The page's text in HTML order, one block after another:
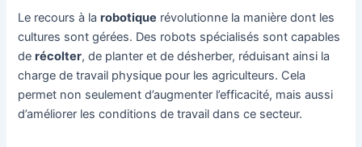
Le recours à larobotique révolutionne la manière dont les
cultures sont gérées. Des robots spécialisés sont capables
derécolter, de planter et de désherber, réduisant ainsi la
charge de travail physique pour les agriculteurs. Cela
permet non seulement d’augmenter l’efficacité, mais aussi
d’améliorer les conditions de travail dans ce secteur.